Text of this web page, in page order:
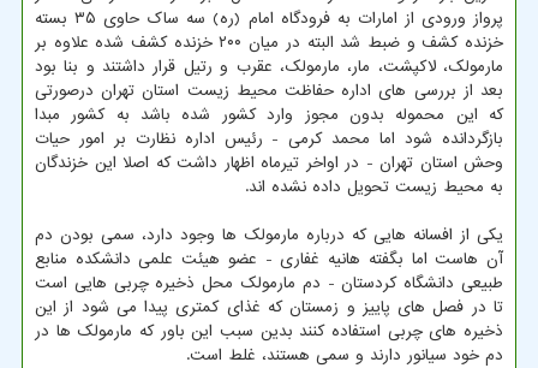
پرواز ورودی از امارات به فرودگاه امام (ره) سه ساک حاوی ۳۵ بسته
خزنده کشف و ضبط شد البته در میان ۲۰۰ خزنده کشف شده علاوه بر
مارمولک، لاکپشت، مار، مارمولک، عقرب و رتیل قرار داشتند و بنا بود
بعد از بررسی های اداره حفاظت محیط زیست استان تهران درصورتی
که این محموله بدون مجوز وارد کشور شده باشد به کشور مبدا
بازگردانده شود اما محمد کرمی - رئیس اداره نظارت بر امور حیات
وحش استان تهران - در اواخر تیرماه اظهار داشت که اصلا این خزندگان
به محیط زیست تحویل داده نشده اند.
یکی از افسانه هایی که درباره مارمولک ها وجود دارد، سمی بودن دم
آن هاست اما بگفته هانیه غفاری - عضو هیئت علمی دانشکده منابع
طبیعی دانشگاه کردستان - دم مارمولک محل ذخیره چربی هایی است
تا در فصل های پاییز و زمستان که غذای کمتری پیدا می شود از این
ذخیره های چربی استفاده کنند بدین سبب این باور که مارمولک ها در
دم خود سیانور دارند و سمی هستند، غلط است.